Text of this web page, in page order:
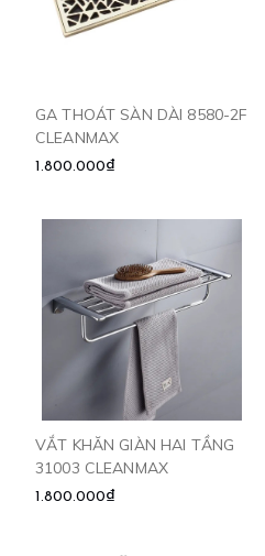
GA THOÁT SÀN DÀI 8580-2F
CLEANMAX
1.800.000₫
VẮT KHĂN GIÀN HAI TẦNG
31003 CLEANMAX
1.800.000₫